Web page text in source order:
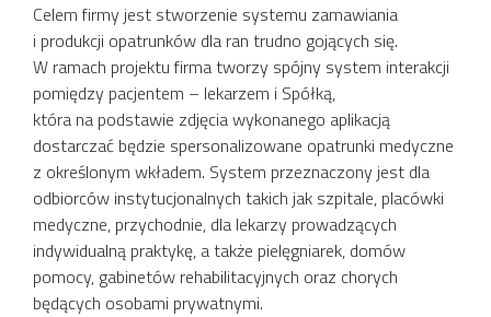
Celem firmy jest stworzenie systemu zamawiania
i produkcji opatrunków dla ran trudno gojących się.
W ramach projektu firma tworzy spójny system interakcji
pomiędzy pacjentem – lekarzem i Spółką,
która na podstawie zdjęcia wykonanego aplikacją
dostarczać będzie spersonalizowane opatrunki medyczne
z określonym wkładem. System przeznaczony jest dla
odbiorców instytucjonalnych takich jak szpitale, placówki
medyczne, przychodnie, dla lekarzy prowadzących
indywidualną praktykę, a także pielęgniarek, domów
pomocy, gabinetów rehabilitacyjnych oraz chorych
będących osobami prywatnymi.